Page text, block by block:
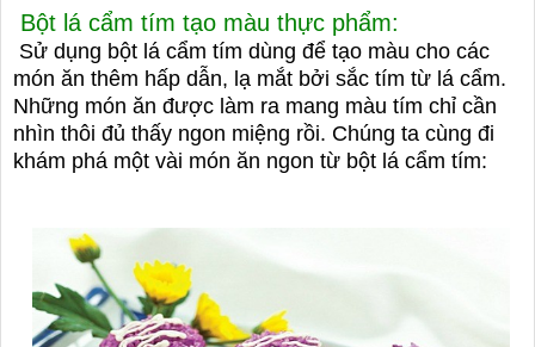
Bột lá cẩm tím tạo màu thực phẩm:
Sử dụng bột lá cẩm tím dùng để tạo màu cho các
món ăn thêm hấp dẫn, lạ mắt bởi sắc tím từ lá cẩm.
Những món ăn được làm ra mang màu tím chỉ cần
nhìn thôi đủ thấy ngon miệng rồi. Chúng ta cùng đi
khám phá một vài món ăn ngon từ bột lá cẩm tím: